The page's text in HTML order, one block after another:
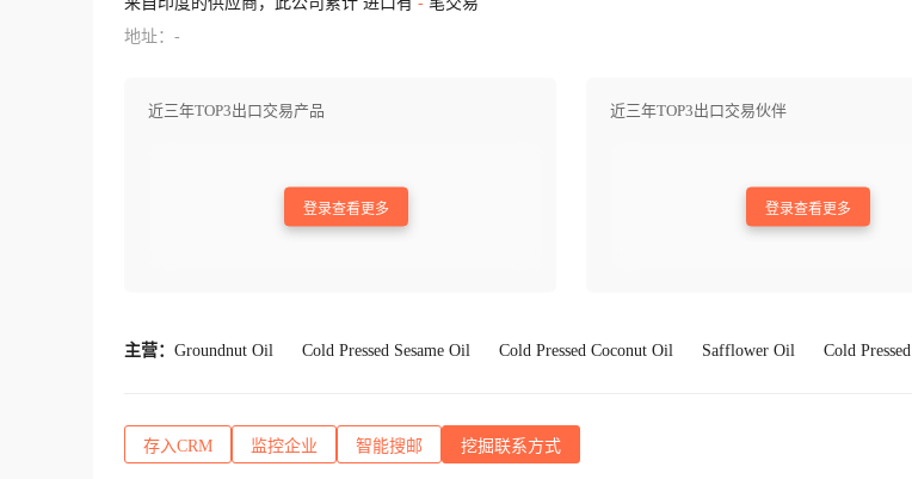
地址：-
近三年TOP3出口交易产品
登录查看更多
近三年TOP3出口交易伙伴
登录查看更多
主营： Groundnut Oil Cold Pressed Sesame Oil Cold Pressed Coconut Oil Safflower Oil Cold Pressed
存入CRM 监控企业 智能搜邮 挖掘联系方式